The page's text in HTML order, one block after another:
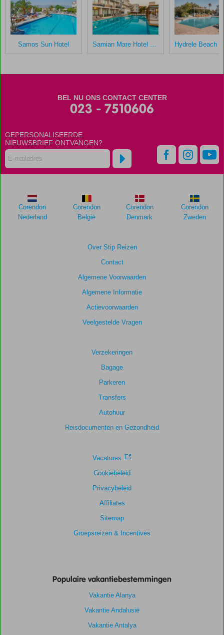
na
hun
verblijf
Kokkari
48
maanden
worden
meer
om
de
relevantie
7,5
Kamers
Kindvriendelijk
6,7
Samos Sun Hotel Samian Mare Hotel Suites & Spa
BEL NU ONS CONTACT CENTER
023 - 7510606
GEPERSONALISEERDE
NIEUWSBRIEF ONTVANGEN?
Over Stip Reizen
Contact
Algemene Voorwaarden
Algemene Informatie
Actievoorwaarden
Veelgestelde Vragen
Verzekeringen
Bagage
Parkeren
Transfers
Autohuur
Reisdocumenten en Gezondheid
Vacatures
Cookiebeleid
Privacybeleid
Affiliates
Sitemap
Groepsreizen & Incentives
Corendon
Nederland
Corendon
België
Corendon
Denmark
Corendon
Zweden
Populaire vakantiebestemmingen
Vakantie Alanya
Vakantie Andalusië
Vakantie Antalya